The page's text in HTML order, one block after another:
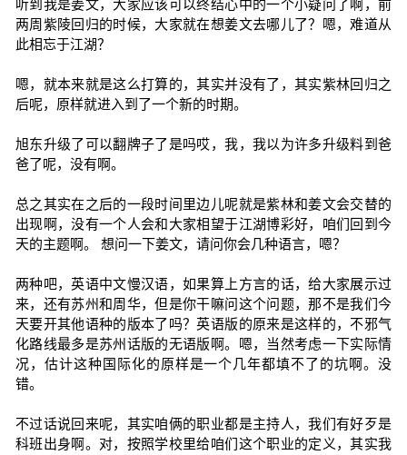
听到我是姜文，大家应该可以终结心中的一个小疑问了啊，前
两周紫陵回归的时候，大家就在想姜文去哪儿了？嗯，难道从
此相忘于江湖？
嗯，就本来就是这么打算的，其实并没有了，其实紫林回归之
后呢，原样就进入到了一个新的时期。
旭东升级了可以翻牌子了是吗哎，我，我以为许多升级料到爸
爸了呢，没有啊。
总之其实在之后的一段时间里边儿呢就是紫林和姜文会交替的
出现啊，没有一个人会和大家相望于江湖博彩好，咱们回到今
天的主题啊。 想问一下姜文，请问你会几种语言，嗯？
两种吧，英语中文慢汉语，如果算上方言的话，给大家展示过
来，还有苏州和周华，但是你干嘛问这个问题，那不是我们今
天要开其他语种的版本了吗？英语版的原来是这样的，不邪气
化路线最多是苏州话版的无语版啊。嗯，当然考虑一下实际情
况，估计这种国际化的原样是一个几年都填不了的坑啊。没
错。
不过话说回来呢，其实咱俩的职业都是主持人，我们有好歹是
科班出身啊。对，按照学校里给咱们这个职业的定义，其实我